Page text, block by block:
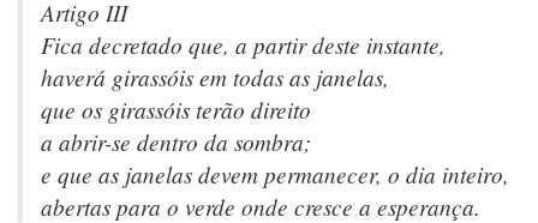
Artigo III
Fica decretado que, a partir deste instante,
haverá girassóis em todas as janelas,
que os girassóis terão direito
a abrir-se dentro da sombra;
e que as janelas devem permanecer, o dia inteiro,
abertas para o verde onde cresce a esperança.